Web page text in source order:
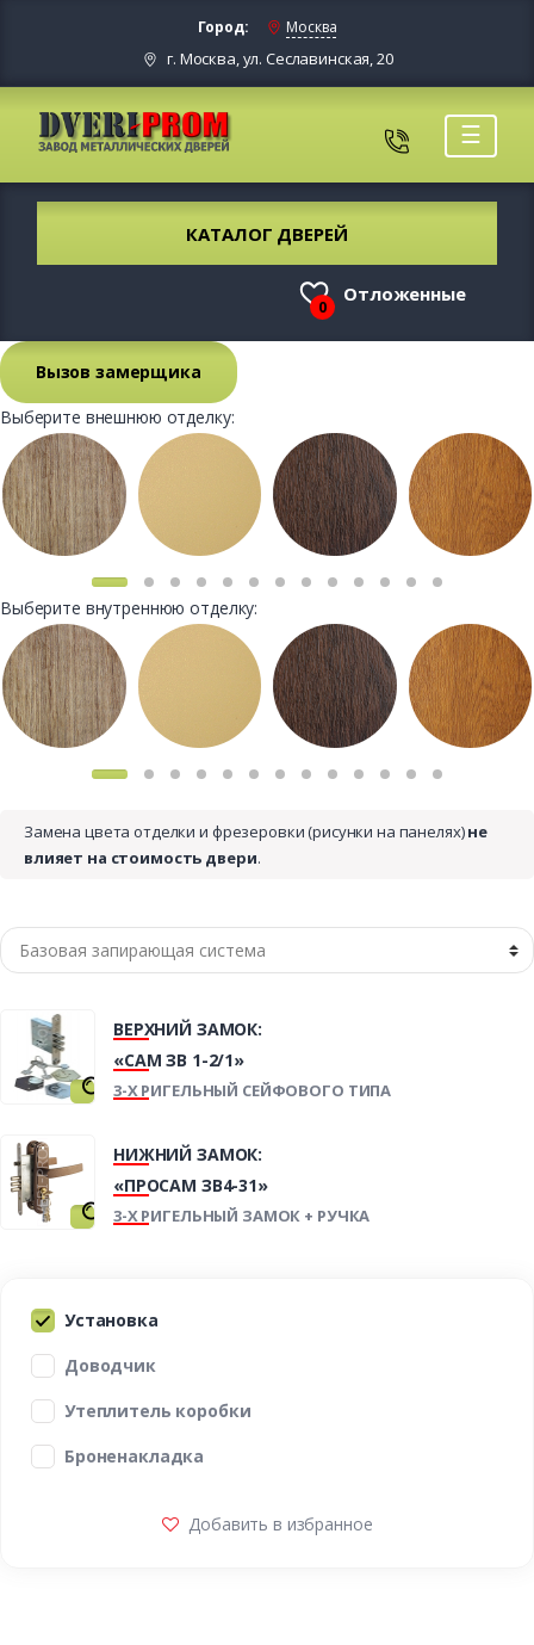
Город: Москва
г. Москва, ул. Сеславинская, 20
☰
КАТАЛОГ ДВЕРЕЙ
0
Отложенные
Вызов замерщика
Выберите внешнюю отделку:
Выберите внутреннюю отделку:
Замена цвета отделки и фрезеровки (рисунки на панелях)не
влияет на стоимость двери.
ВЕРХНИЙ ЗАМОК:
«САМ ЗВ 1-2/1»
3-Х РИГЕЛЬНЫЙ СЕЙФОВОГО ТИПА
НИЖНИЙ ЗАМОК:
«ПРОСАМ ЗВ4-31»
3-Х РИГЕЛЬНЫЙ ЗАМОК + РУЧКА
Установка
Доводчик
Утеплитель коробки
Броненакладка
Добавить в избранное